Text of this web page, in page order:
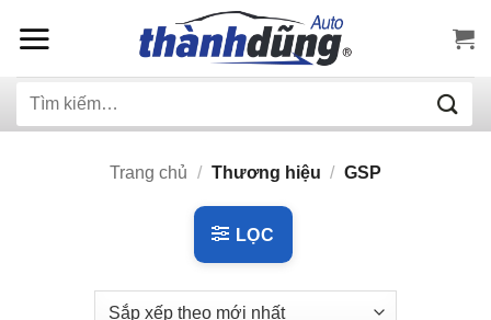
qua
dung
Tìm
Trang chủ / Thương hiệu / GSP
LỌC